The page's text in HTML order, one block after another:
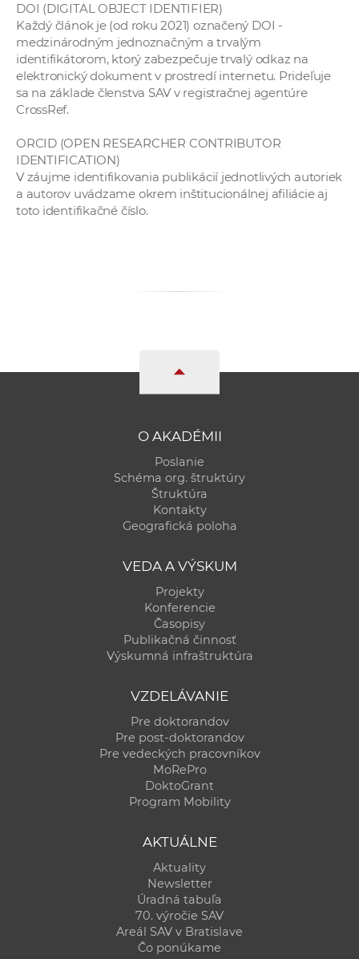
DOI (DIGITAL OBJECT IDENTIFIER)​
Každý článok je (od roku 2021) označený DOI -
medzinárodným jednoznačným a trvalým
identifikátorom, ktorý zabezpečuje trvalý odkaz na
elektronický dokument v prostredí internetu. Prideľuje
sa na základe členstva SAV v registračnej agentúre
CrossRef.
ORCID (OPEN RESEARCHER CONTRIBUTOR
IDENTIFICATION)
V záujme identifikovania publikácií jednotlivých autoriek
a autorov uvádzame okrem inštitucionálnej afiliácie aj
toto identifikačné číslo.
O AKADÉMII
Poslanie
Schéma org. štruktúry
Štruktúra
Kontakty
Geografická poloha
VEDA A VÝSKUM
Projekty
Konferencie
Časopisy
Publikačná činnosť
Výskumná infraštruktúra
VZDELÁVANIE
Pre doktorandov
Pre post-doktorandov
Pre vedeckých pracovníkov
MoRePro
DoktoGrant
Program Mobility
AKTUÁLNE
Aktuality
Newsletter
Úradná tabuľa
70. výročie SAV
Areál SAV v Bratislave
Čo ponúkame